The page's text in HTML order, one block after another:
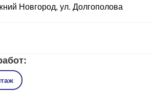
Новгород, ул. Долгополова